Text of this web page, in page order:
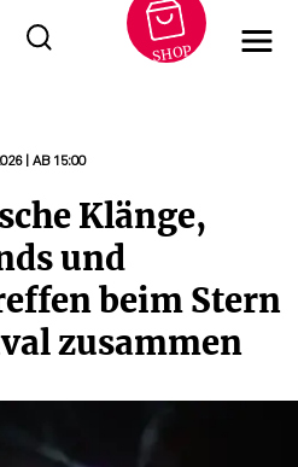
SHOP
| AB 15:00
Klänge,
und
beim Stern
zusammen